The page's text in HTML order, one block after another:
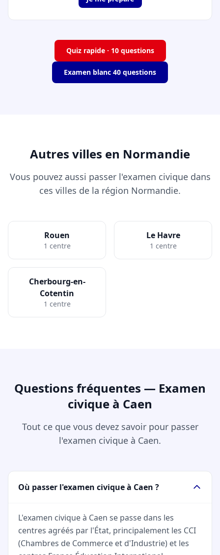
Quiz rapide · 10 questions
Examen blanc 40 questions
Autres villes en Normandie
Vous pouvez aussi passer l'examen civique dans
ces villes de la région Normandie.
Rouen
1 centre
Le Havre
1 centre
Cherbourg-en-
Cotentin
1 centre
Questions fréquentes — Examen
civique à Caen
Tout ce que vous devez savoir pour passer
l'examen civique à Caen.
Où passer l'examen civique à Caen ?
L'examen civique à Caen se passe dans les
centres agréés par l'État, principalement les CCI
(Chambres de Commerce et d'Industrie) et les